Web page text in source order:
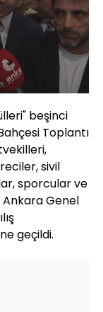
Oynatma
Hızı
beşinci
Toplantı
sivil
sporcular ve
Ankara Genel
geçildi.